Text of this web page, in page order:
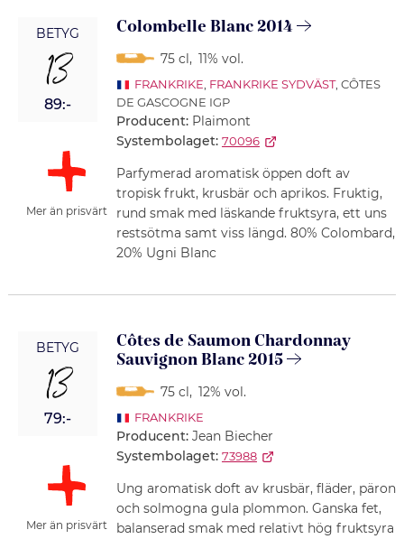
BETYG
13
89:-
Mer än prisvärt
Colombelle Blanc 2014
75 cl, 11% vol.
FRANKRIKE, FRANKRIKE SYDVÄST, CÔTES
DE GASCOGNE IGP
Producent: Plaimont
Systembolaget: 70096
Parfymerad aromatisk öppen doft av
tropisk frukt, krusbär och aprikos. Fruktig,
rund smak med läskande fruktsyra, ett uns
restsötma samt viss längd. 80% Colombard,
20% Ugni Blanc
BETYG
13
79:-
Mer än prisvärt
Côtes de Saumon Chardonnay
Sauvignon Blanc 2015
75 cl, 12% vol.
FRANKRIKE
Producent: Jean Biecher
Systembolaget: 73988
Ung aromatisk doft av krusbär, fläder, päron
och solmogna gula plommon. Ganska fet,
balanserad smak med relativt hög fruktsyra